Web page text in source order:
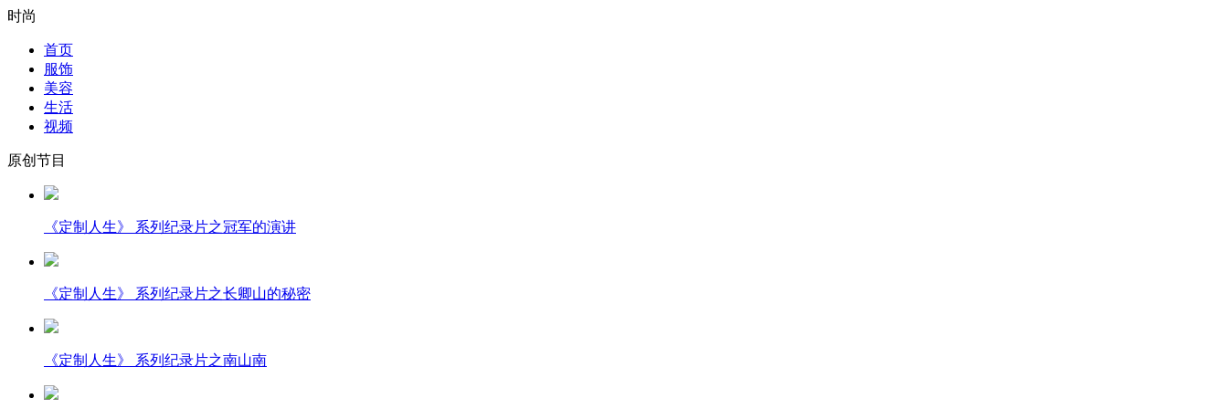
时尚
首页
服饰
美容
生活
视频
原创节目
《定制人生》 系列纪录片之冠军的演讲
《定制人生》 系列纪录片之长卿山的秘密
《定制人生》 系列纪录片之南山南